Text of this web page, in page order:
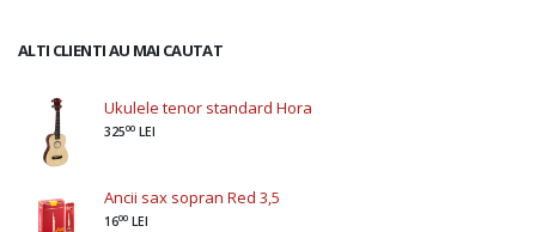
ALTI CLIENTI AU MAI CAUTAT
Ukulele tenor standard Hora
32500 LEI
Ancii sax sopran Red 3,5
1600 LEI